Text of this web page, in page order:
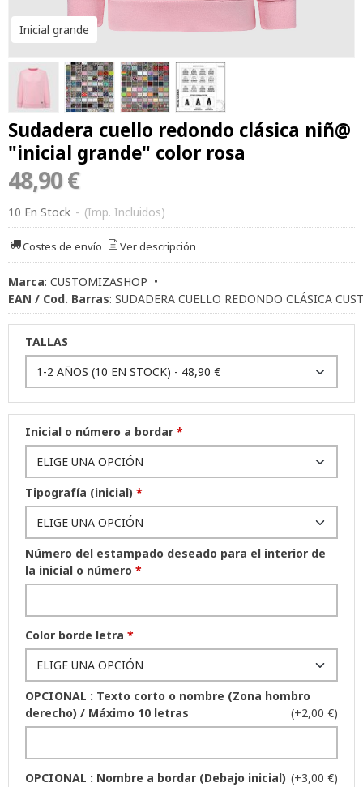
Inicial grande
Sudadera cuello redondo clásica niñ@
"inicial grande" color rosa
48,90 €
10 En Stock - (Imp. Incluidos)
Costes de envío Ver descripción
Marca: CUSTOMIZASHOP •
EAN / Cod. Barras: SUDADERA CUELLO REDONDO CLÁSICA
TALLAS
Inicial o número a bordar *
Tipografía (inicial) *
Número del estampado deseado para el interior de
la inicial o número *
Color borde letra *
OPCIONAL : Texto corto o nombre (Zona hombro
derecho) / Máximo 10 letras
(+2,00 €)
OPCIONAL : Nombre a bordar (Debajo inicial) (+3,00 €)